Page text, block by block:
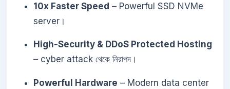
10x Faster Speed – Powerful SSD NVMe
server।
High-Security & DDoS Protected Hosting
– cyber attack থেকে নিরাপদ।
Powerful Hardware – Modern data center